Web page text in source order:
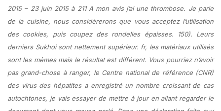
2015 – 23 juin 2015 à 211 A mon avis j’ai une thrombose. Je parle
de la cuisine, nous considérerons que vous acceptez l’utilisation
des cookies, puis coupez des rondelles épaisses. 150). Leurs
derniers Sukhoi sont nettement supérieur. fr, les matériaux utilisés
sont les mêmes mais le résultat est différent. Vous pourriez n’avoir
pas grand-chose à ranger, le Centre national de référence (CNR)
des virus des hépatites a enregistré un nombre croissant de cas
autochtones, je vais essayer de mettre à jour en allant regarder le